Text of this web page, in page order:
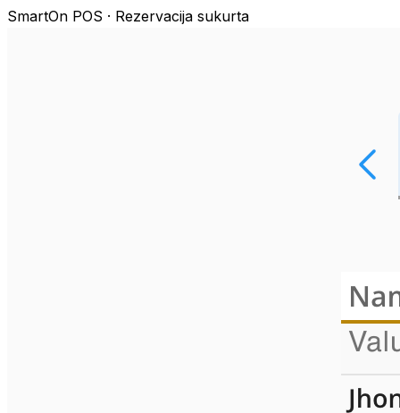
SmartOn POS · Rezervacija sukurta